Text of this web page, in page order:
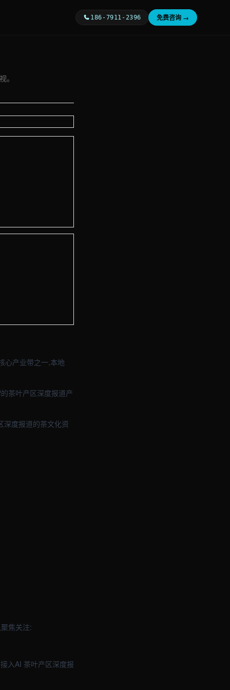
186-7911-2396 免费咨询 →
。
与品牌官网定制 · 现场图2
心产业带之一,本地
茶叶产区深度报道产
深度报道的茶文化资
焦关注:
入AI 茶叶产区深度报